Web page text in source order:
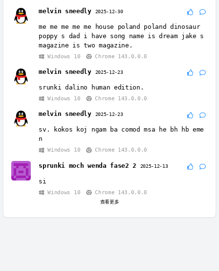
melvin sneedly 2025-12-30
me me me me me house poland poland dinosaur
poppy s dad i have song name is dream jake s
magazine is two magazine.
Windows 10 Chrome 143.0.0.0
melvin sneedly 2025-12-23
srunki dalino human edition.
Windows 10 Chrome 143.0.0.0
melvin sneedly 2025-12-23
sv. kokos koj ngam ba comod msa he bh hb eme
n
Windows 10 Chrome 143.0.0.0
sprunki moch wenda fase2 2 2025-12-13
si
Windows 10 Chrome 143.0.0.0
查看更多